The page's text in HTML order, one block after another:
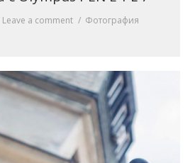
Leave a comment
Фотография